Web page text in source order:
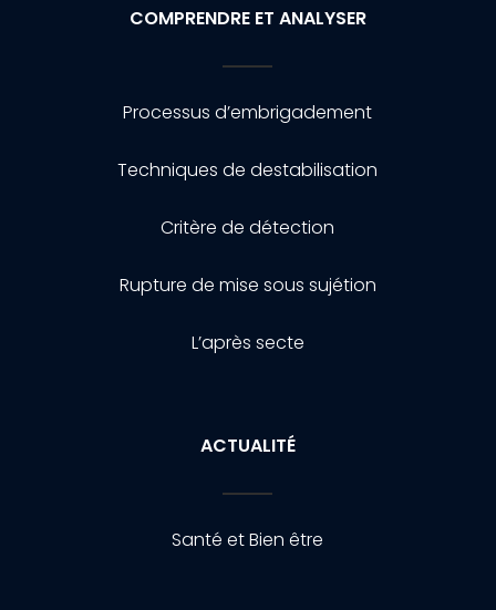
COMPRENDRE ET ANALYSER
Processus d’embrigadement
Techniques de destabilisation
Critère de détection
Rupture de mise sous sujétion
L’après secte
ACTUALITÉ
Santé et Bien être